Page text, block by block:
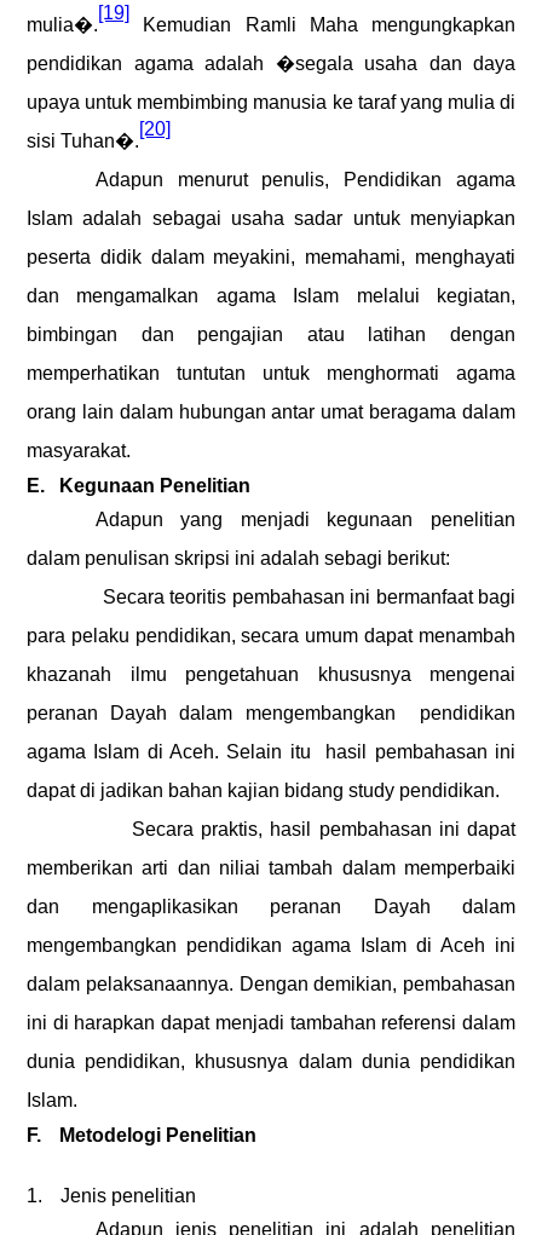
mulia�.
[19]
Kemudian Ramli Maha mengungkapkan
pendidikan agama adalah �segala usaha dan daya
upaya untuk membimbing manusia ke taraf yang mulia di
sisi Tuhan�.
[20]
Adapun menurut penulis, Pendidikan agama
Islam adalah sebagai usaha sadar untuk menyiapkan
peserta didik dalam meyakini, memahami, menghayati
dan mengamalkan agama Islam melalui kegiatan,
bimbingan dan pengajian atau latihan dengan
memperhatikan tuntutan untuk menghormati agama
orang lain dalam hubungan antar umat beragama dalam
masyarakat.
E.
Kegunaan Penelitian
Adapun yang menjadi kegunaan penelitian
dalam penulisan skripsi ini adalah sebagi berikut:
Secara teoritis pembahasan ini bermanfaat bagi
para pelaku pendidikan, secara umum dapat menambah
khazanah ilmu pengetahuan khususnya mengenai
peranan Dayah dalam mengembangkan
pendidikan
agama Islam di Aceh. Selain itu
hasil pembahasan ini
dapat di jadikan bahan kajian bidang study pendidikan.
Secara praktis, hasil pembahasan ini dapat
memberikan arti dan niliai tambah dalam memperbaiki
dan mengaplikasikan peranan Dayah dalam
mengembangkan pendidikan agama Islam di Aceh ini
dalam pelaksanaannya. Dengan demikian, pembahasan
ini di harapkan dapat menjadi tambahan referensi dalam
dunia pendidikan, khususnya dalam dunia pendidikan
Islam.
F.
Metodelogi Penelitian
1.
Jenis penelitian
Adapun jenis penelitian ini adalah penelitian